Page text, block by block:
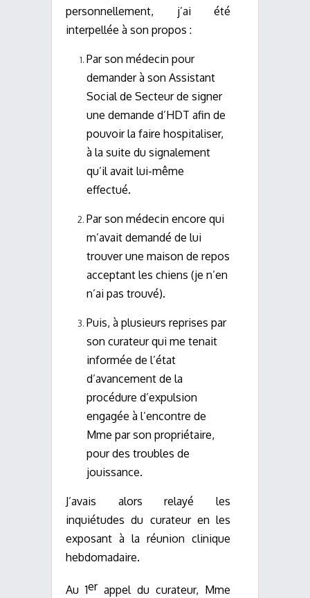
personnellement, j’ai été
interpellée à son propos :
Par son médecin pour
demander à son Assistant
Social de Secteur de signer
une demande d’HDT afin de
pouvoir la faire hospitaliser,
à la suite du signalement
qu’il avait lui-même
effectué.
Par son médecin encore qui
m’avait demandé de lui
trouver une maison de repos
acceptant les chiens (je n’en
n’ai pas trouvé).
Puis, à plusieurs reprises par
son curateur qui me tenait
informée de l’état
d’avancement de la
procédure d’expulsion
engagée à l’encontre de
Mme par son propriétaire,
pour des troubles de
jouissance.
J’avais alors relayé les
inquiétudes du curateur en les
exposant à la réunion clinique
hebdomadaire.
Au 1er appel du curateur, Mme